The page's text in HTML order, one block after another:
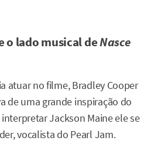
o lado musical deNasce
atuar no filme, Bradley Cooper
de uma grande inspiração do
Jackson Maine ele se
vocalista do Pearl Jam.